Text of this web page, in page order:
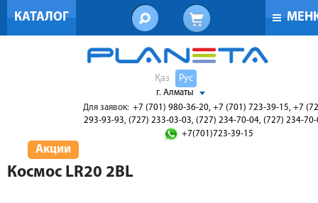
КАТАЛОГ
Қаз Рус
г. Алматы
Для заявок: +7 (701) 980-36-20, +7 (701) 723-39-15, +7
293-93-93, (727) 233-03-03, (727) 234-70-04, (727) 234-
+7(701)723-39-15
Акции
Космос LR20 2BL